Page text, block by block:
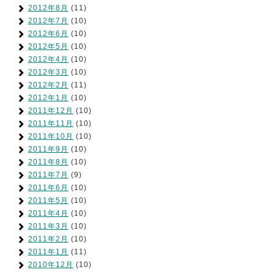
2012年8月 (11)
2012年7月 (10)
2012年6月 (10)
2012年5月 (10)
2012年4月 (10)
2012年3月 (10)
2012年2月 (11)
2012年1月 (10)
2011年12月 (10)
2011年11月 (10)
2011年10月 (10)
2011年9月 (10)
2011年8月 (10)
2011年7月 (9)
2011年6月 (10)
2011年5月 (10)
2011年4月 (10)
2011年3月 (10)
2011年2月 (10)
2011年1月 (11)
2010年12月 (10)